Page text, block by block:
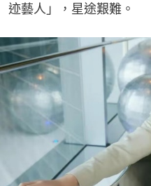
迹藝人」，星途艱難。